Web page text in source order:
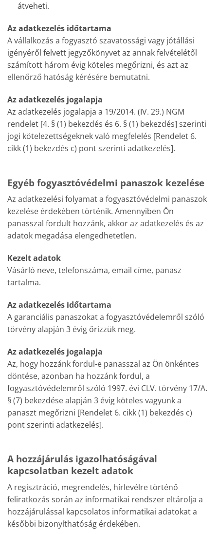
átveheti.
Az adatkezelés időtartama
A vállalkozás a fogyasztó szavatossági vagy jótállási
igényéről felvett jegyzőkönyvet az annak felvételétől
számított három évig köteles megőrizni, és azt az
ellenőrző hatóság kérésére bemutatni.
Az adatkezelés jogalapja
Az adatkezelés jogalapja a 19/2014. (IV. 29.) NGM
rendelet [4. § (1) bekezdés és 6. § (1) bekezdés] szerinti
jogi kötelezettségeknek való megfelelés [Rendelet 6.
cikk (1) bekezdés c) pont szerinti adatkezelés].
Egyéb fogyasztóvédelmi panaszok kezelése
Az adatkezelési folyamat a fogyasztóvédelmi panaszok
kezelése érdekében történik. Amennyiben Ön
panasszal fordult hozzánk, akkor az adatkezelés és az
adatok megadása elengedhetetlen.
Kezelt adatok
Vásárló neve, telefonszáma, email címe, panasz
tartalma.
Az adatkezelés időtartama
A garanciális panaszokat a fogyasztóvédelemről szóló
törvény alapján 3 évig őrizzük meg.
Az adatkezelés jogalapja
Az, hogy hozzánk fordul-e panasszal az Ön önkéntes
döntése, azonban ha hozzánk fordul, a
fogyasztóvédelemről szóló 1997. évi CLV. törvény 17/A.
§ (7) bekezdése alapján 3 évig köteles vagyunk a
panaszt megőrizni [Rendelet 6. cikk (1) bekezdés c)
pont szerinti adatkezelés].
A hozzájárulás igazolhatóságával
kapcsolatban kezelt adatok
A regisztráció, megrendelés, hírlevélre történő
feliratkozás során az informatikai rendszer eltárolja a
hozzájárulással kapcsolatos informatikai adatokat a
későbbi bizonyíthatóság érdekében.